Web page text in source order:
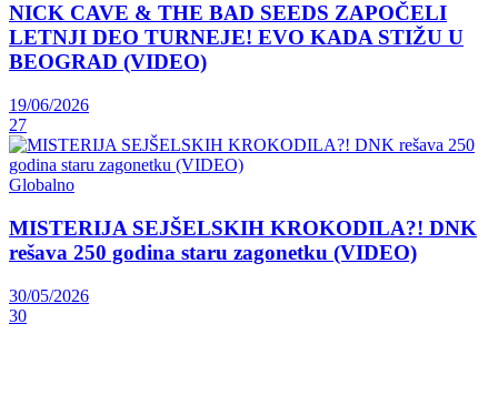
NICK CAVE & THE BAD SEEDS ZAPOČELI
LETNJI DEO TURNEJE! EVO KADA STIŽU U
BEOGRAD (VIDEO)
19/06/2026
27
Globalno
MISTERIJA SEJŠELSKIH KROKODILA?! DNK
rešava 250 godina staru zagonetku (VIDEO)
30/05/2026
30